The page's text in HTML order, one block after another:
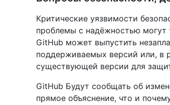
Критические уязвимости
проблемы с надёжностью могут
GitHub может выпустить
поддерживаемых версий или, в
существующей версии для
GitHub Будут сообщать об
прямое объяснение, что и